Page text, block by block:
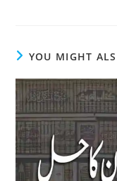
YOU MIGHT